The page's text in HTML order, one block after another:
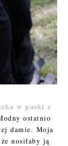
w paski z
ostatnio
damie. Moja
nosiłaby ją